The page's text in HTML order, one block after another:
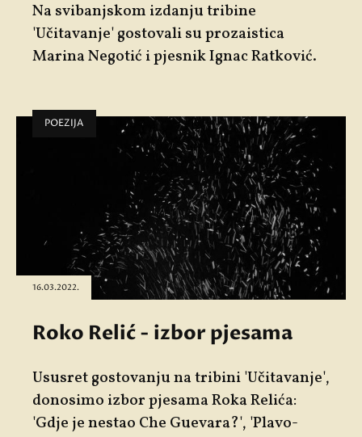
Na svibanjskom izdanju tribine
'Učitavanje'gostovali su prozaistica
Marina Negotić i pjesnikIgnac Ratković.
POEZIJA
16.03.2022.
Roko Relić - izbor pjesama
Ususret gostovanju na tribini 'Učitavanje',
donosimo izbor pjesama Roka Relića:
'Gdje je nestao Che Guevara?', 'Plavo-